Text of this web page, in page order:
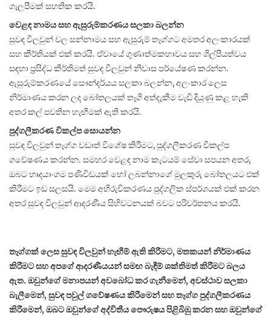
ගැලපීමක් සහතික කරයි.
වෙළඳ නාමය සහ ඇසුරුම්කරණය සලකා බලන්න
සුවඳ විලවුන් වල සන්නාමය සහ ඇසුරුම් තෑග්ගට අමතර අලංකාරයක්
සහ කීර්තියක් එක් කරයි. ඒවායේ ගුණාත්මකභාවය සහ ශිල්පීයත්වය
සඳහා ප්‍රසිද්ධ කීර්තිමත් සුවඳ විලවුන් නිවාස පර්යේෂණ කරන්න.
ඇසුරුම්කරණයේ සෞන්දර්යය සලකා බලන්න, අලංකාර ලෙස
නිර්මාණය කරන ලද බෝතලයක් තෑගි අත්දැකීම වැඩි දියුණු කළ හැකි
අතර කල් පවතින හැඟීමක් ඇති කරයි.
පුද්ගලීකරණ විකල්ප සොයන්න
සුවඳ විලවුන් තෑග්ග වඩාත් විශේෂ කිරීමට, පුද්ගලීකරණ විකල්ප
ගවේෂණය කරන්න. සමහර වෙළඳ නාම කැටයම් සේවා සපයන අතර,
ඔබට හෘදයාංගම පණිවිඩයක් හෝ ලබන්නාගේ මුලකුරු බෝතලයට එක්
කිරීමට ඉඩ සලසයි. මෙම අභිරුචිකරණය පුද්ගලික ස්පර්ශයක් එක් කරන
අතර සුවඳ විලවුන් ආදරණීය සිහිවටනයක් බවට පරිවර්තනය කරයි.
තෑග්ගක් ලෙස සුවඳ විලවුන් හැඟීම් ඇති කිරීමට, මතකයන් නිර්මාණය
කිරීමට සහ අපගේ ආදරණීයයන් සමඟ බැඳීම් ශක්තිමත් කිරීමට බලය
ඇත. ඔවුන්ගේ මනාපයන් අවබෝධ කර ගැනීමෙන්, අවස්ථාව සලකා
බැලීමෙන්, සුවඳ පවුල් ගවේෂණය කිරීමෙන් සහ තෑග්ග පුද්ගලීකරණය
කිරීමෙන්, ඔබට ඔවුන්ගේ අද්විතීය පෞරුෂය පිළිබිඹු කරන සහ ඔවුන්ගේ